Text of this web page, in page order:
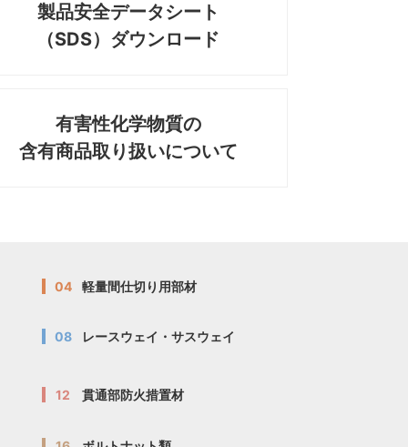
製品安全データシート
（SDS）ダウンロード
有害性化学物質の
含有商品取り扱いについて
04 軽量間仕切り用部材
08 レースウェイ・サスウェイ
12 貫通部防火措置材